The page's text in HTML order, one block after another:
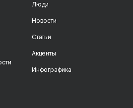
Люди
Новости
Статьи
Акценты
Инфографика